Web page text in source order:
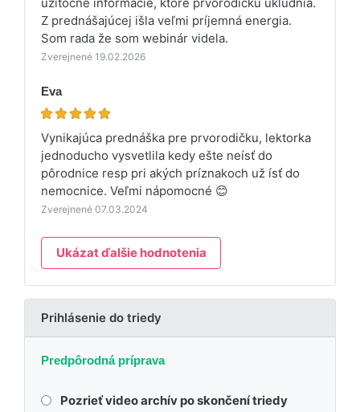
Z prednášajúcej išla veľmi príjemná energia.
Som rada že som webinár videla.
Zverejnené 19.02.2026
Eva
Vynikajúca prednáška pre prvorodičku, lektorka
jednoducho vysvetlila kedy ešte neísť do
pôrodnice resp pri akých príznakoch už ísť do
nemocnice. Veľmi nápomocné 😊
Zverejnené 07.03.2024
Ukázat ďalšie hodnotenia
Prihlásenie do triedy
Predpôrodná príprava
Pozrieť video archív po skončení triedy